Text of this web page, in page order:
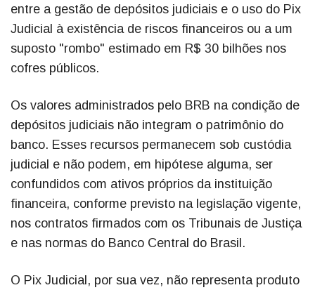
entre a gestão de depósitos judiciais e o uso do Pix
Judicial à existência de riscos financeiros ou a um
suposto "rombo" estimado em R$ 30 bilhões nos
cofres públicos.
Os valores administrados pelo BRB na condição de
depósitos judiciais não integram o patrimônio do
banco. Esses recursos permanecem sob custódia
judicial e não podem, em hipótese alguma, ser
confundidos com ativos próprios da instituição
financeira, conforme previsto na legislação vigente,
nos contratos firmados com os Tribunais de Justiça
e nas normas do Banco Central do Brasil.
O Pix Judicial, por sua vez, não representa produto